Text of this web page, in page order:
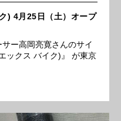
) 4月25日（土）オープ
ー高岡亮寛さんのサイ
ックス バイク)』 が東京